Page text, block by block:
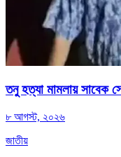
তনু হত্যা মামলায় সাবেক
৮ আগস্ট, ২০২৬
জাতীয়